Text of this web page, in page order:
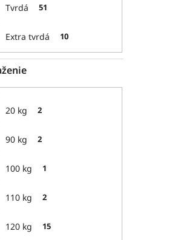
Tvrdá 51
Extra tvrdá 10
20 kg 2
90 kg 2
100 kg 1
110 kg 2
120 kg 15